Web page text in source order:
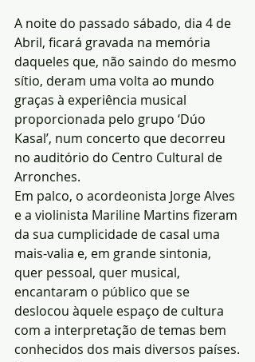
A noite do passado sábado, dia 4 de
Abril, ficará gravada na memória
daqueles que, não saindo do mesmo
sítio, deram uma volta ao mundo
graças à experiência musical
proporcionada pelo grupo ‘Dúo
Kasal’, num concerto que decorreu
no auditório do Centro Cultural de
Arronches.
Em palco, o acordeonista Jorge Alves
e a violinista Mariline Martins fizeram
da sua cumplicidade de casal uma
mais-valia e, em grande sintonia,
quer pessoal, quer musical,
encantaram o público que se
deslocou àquele espaço de cultura
com a interpretação de temas bem
conhecidos dos mais diversos países.